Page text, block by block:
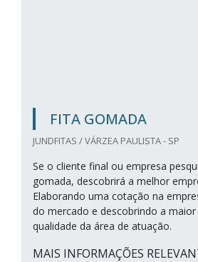
FITA GOMADA
JUNDFITAS / VÁRZEA PAULISTA - SP
Se o cliente final ou empresa
gomada, descobrirá a melhor
Elaborando uma cotação na
do mercado e descobrindo a
qualidade da área de atuação.
MAIS INFORMAÇÕES